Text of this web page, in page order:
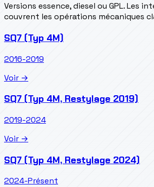
Versions essence, diesel ou GPL. Les
couvrent les opérations mécaniques
SQ7 (Typ 4M)
2016-2019
Voir →
SQ7 (Typ 4M, Restylage 2019)
2019-2024
Voir →
SQ7 (Typ 4M, Restylage 2024)
2024-Présent